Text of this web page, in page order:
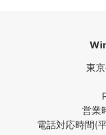
東
営業
電話対応時間(